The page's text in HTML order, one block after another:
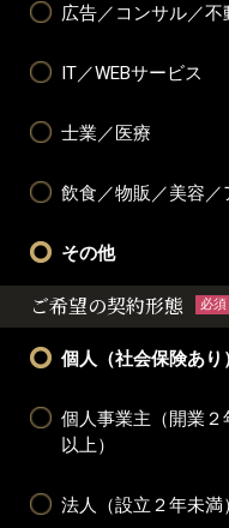
広告／コンサル／不
IT／WEBサービス
士業／医療
飲食／物販／美容／
その他
ご希望の契約形態 必須
個人（社会保険あり）
個人事業主（開業２
以上）
法人（設立２年未満）